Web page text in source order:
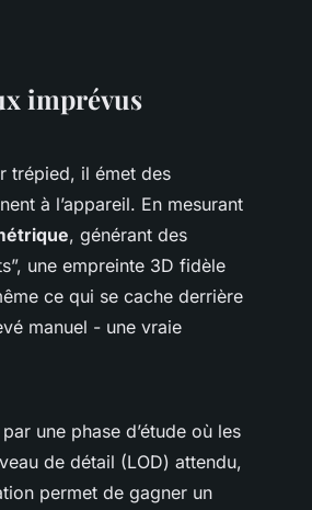
imprévus
trépied, il émet des
à l’appareil. En mesurant
, générant des
une empreinte 3D fidèle
ce qui se cache derrière
manuel - une vraie
une phase d’étude où les
de détail (LOD) attendu,
permet de gagner un